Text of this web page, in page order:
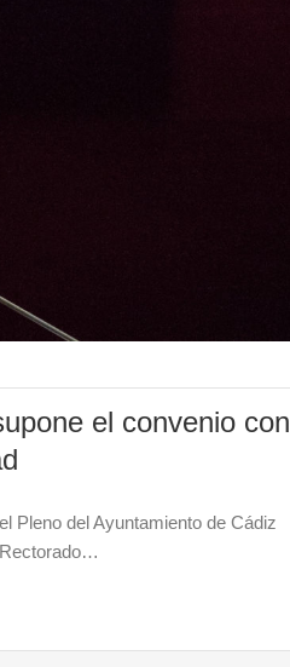
el convenio con
Pleno del Ayuntamiento de Cádiz